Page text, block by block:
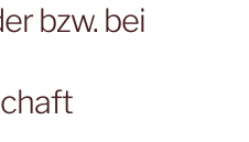
bzw. bei